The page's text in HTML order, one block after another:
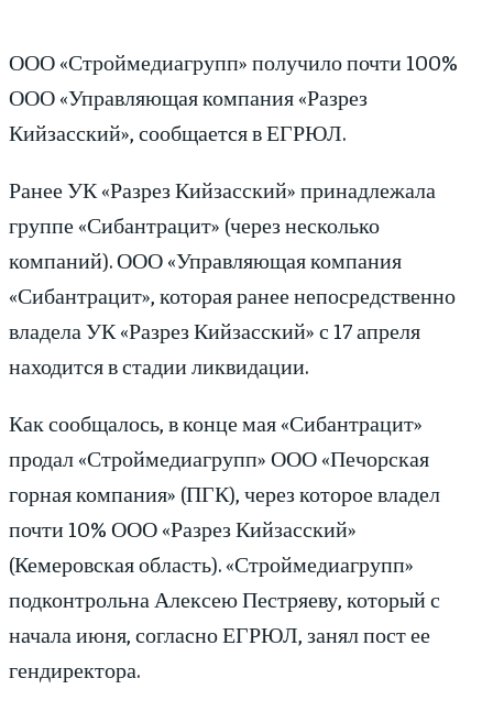
ООО «Строймедиагрупп» получило почти 100%
ООО «Управляющая компания «Разрез
Кийзасский», сообщается в ЕГРЮЛ.
Ранее УК «Разрез Кийзасский» принадлежала
группе «Сибантрацит» (через несколько
компаний). ООО «Управляющая компания
«Сибантрацит», которая ранее непосредственно
владела УК «Разрез Кийзасский» с 17 апреля
находится в стадии ликвидации.
Как сообщалось, в конце мая «Сибантрацит»
продал «Строймедиагрупп» ООО «Печорская
горная компания» (ПГК), через которое владел
почти 10% ООО «Разрез Кийзасский»
(Кемеровская область). «Строймедиагрупп»
подконтрольна Алексею Пестряеву, который с
начала июня, согласно ЕГРЮЛ, занял пост ее
гендиректора.